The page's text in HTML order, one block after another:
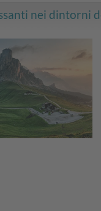
nei dintorni